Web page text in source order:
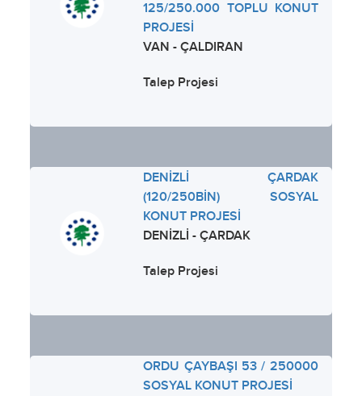
125/250.000 TOPLU KONUT
PROJESİ
VAN - ÇALDIRAN
Talep Projesi
DENİZLİ ÇARDAK
(120/250BİN) SOSYAL
KONUT PROJESİ
DENİZLİ - ÇARDAK
Talep Projesi
ORDU ÇAYBAŞI 53 / 250000
SOSYAL KONUT PROJESİ